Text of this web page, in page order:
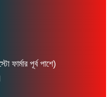
ফার্মার পূর্ব পাশে)